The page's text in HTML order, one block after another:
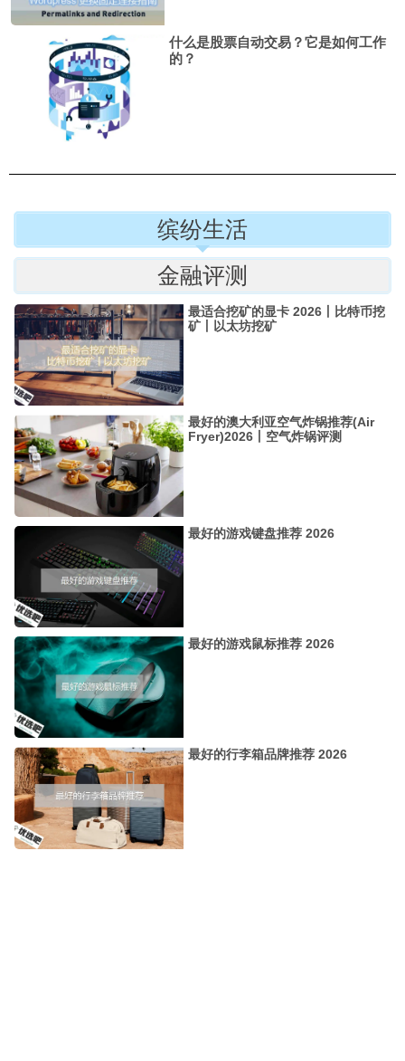
什么是股票自动交易？它是如何工作
的？
缤纷生活
金融评测
最适合挖矿的显卡 2026丨比特币挖
矿丨以太坊挖矿
最好的澳大利亚空气炸锅推荐(Air
Fryer)2026丨空气炸锅评测
最好的游戏键盘推荐 2026
最好的游戏鼠标推荐 2026
最好的行李箱品牌推荐 2026